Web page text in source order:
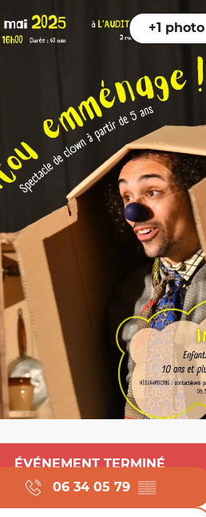
+1 photo
et
ÉVÉNEMENT TERMINÉ
06 34 05 79 ▒▒